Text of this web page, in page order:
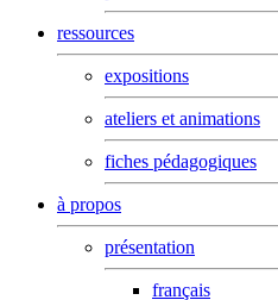
ressources
expositions
ateliers et animations
fiches pédagogiques
à propos
présentation
français